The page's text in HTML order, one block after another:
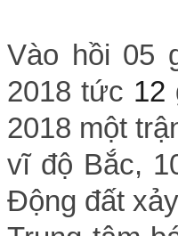
Vào hồi 05
2018 tức 12
2018 một
vĩ độ Bắc,
Động đất